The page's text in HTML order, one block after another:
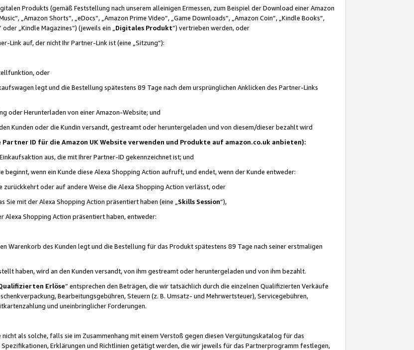
Produkts (gemäß Feststellung nach unserem alleinigen Ermessen, zum Beispiel der Download einer Amazon
„Amazon Shorts“, „eDocs“, „Amazon Prime Video“, „Game Downloads“, „Amazon Coin“, „Kindle Books“,
„Kindle Magazines“) (jeweils ein „ Digitales Produkt“) vertrieben werden, oder
Link auf, der nicht Ihr Partner-Link ist (eine „Sitzung“):
oder
legt und die Bestellung spätestens 89 Tage nach dem ursprünglichen Anklicken des Partner-Links
oder Herunterladen von einer Amazon-Website; und
Kunden oder die Kundin versandt, gestreamt oder heruntergeladen und von diesem/dieser bezahlt wird
ID für die Amazon UK Website verwenden und Produkte auf amazon.co.uk anbieten):
aus, die mit Ihrer Partner-ID gekennzeichnet ist; und
wenn ein Kunde diese Alexa Shopping Action aufruft, und endet, wenn der Kunde entweder:
oder auf andere Weise die Alexa Shopping Action verlässt, oder
mit der Alexa Shopping Action präsentiert haben (eine „ Skills Session“),
Alexa Shopping Action präsentiert haben, entweder:
Warenkorb des Kunden legt und die Bestellung für das Produkt spätestens 89 Tage nach seiner erstmaligen
haben, wird an den Kunden versandt, von ihm gestreamt oder heruntergeladen und von ihm bezahlt.
Erlöse“ entsprechen den Beträgen, die wir tatsächlich durch die einzelnen Qualifizierten Verkäufe
Bearbeitungsgebühren, Steuern (z. B. Umsatz- und Mehrwertsteuer), Servicegebühren,
und uneinbringlicher Forderungen.
als solche, falls sie im Zusammenhang mit einem Verstoß gegen diesen Vergütungskatalog für das
Erklärungen und Richtlinien getätigt werden, die wir jeweils für das Partnerprogramm festlegen,